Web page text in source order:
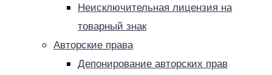
Неисключительная лицензия на
товарный знак
Авторские права
Депонирование авторских прав